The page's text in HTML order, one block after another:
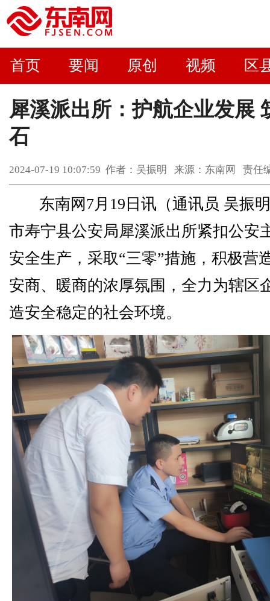
首页 要闻 原创 视频 区
犀溪派出所：护航企业发展
石
2024-07-19 10:07:59 作者：吴振明 来源：东南网 责任
东南网7月19日讯（通讯员 吴振
市寿宁县公安局犀溪派出所紧扣公安
安全生产，采取“三零”措施，积极营
安商、暖商的浓厚氛围，全力为辖区
造安全稳定的社会环境。